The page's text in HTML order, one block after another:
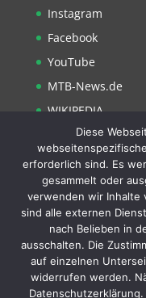
Instagram
Facebook
YouTube
MTB-News.de
WIKIPEDIA
Strava
Impressum
Diese
erforderlich sind. Es
gesammelt oder
verwenden wir Inhalte
sind alle externen
nach Belieben in
ausschalten. Die
auf einzelnen
widerrufen werden.